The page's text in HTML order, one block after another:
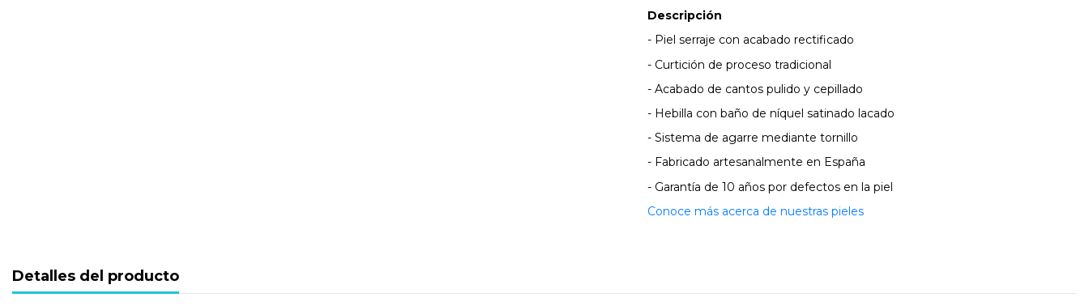
Descripción
- Piel serraje con acabado rectificado
- Curtición de proceso tradicional
- Acabado de cantos pulido y cepillado
- Hebilla con baño de níquel satinado lacado
- Sistema de agarre mediante tornillo
- Fabricado artesanalmente en España
- Garantía de 10 años por defectos en la piel
Conoce más acerca de nuestras pieles
Detalles del producto